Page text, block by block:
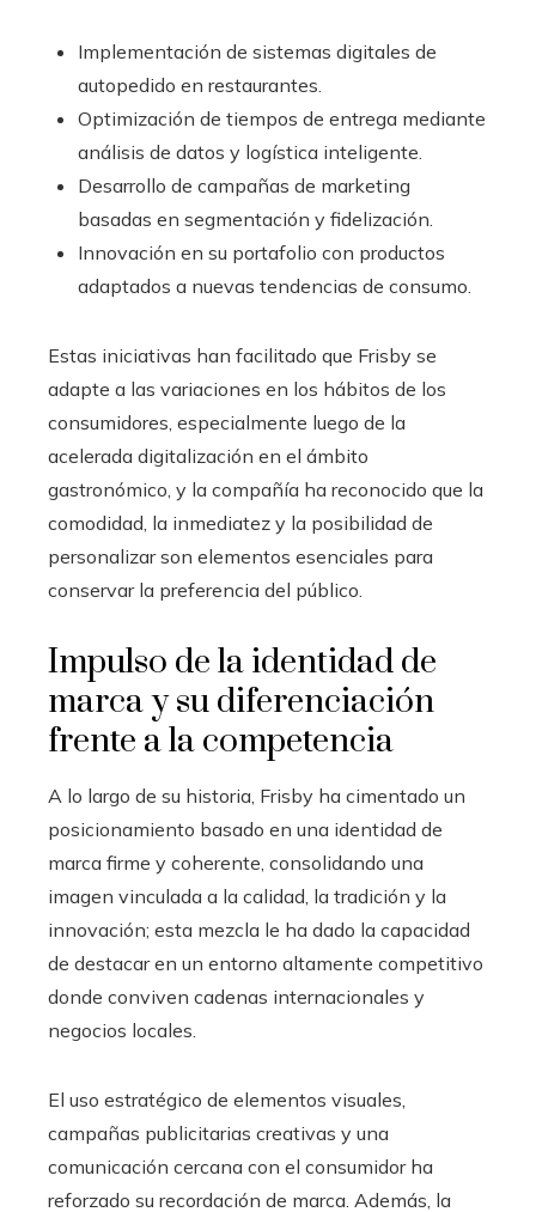
Implementación de sistemas digitales de
autopedido en restaurantes.
Optimización de tiempos de entrega mediante
análisis de datos y logística inteligente.
Desarrollo de campañas de marketing
basadas en segmentación y fidelización.
Innovación en su portafolio con productos
adaptados a nuevas tendencias de consumo.
Estas iniciativas han facilitado que Frisby se
adapte a las variaciones en los hábitos de los
consumidores, especialmente luego de la
acelerada digitalización en el ámbito
gastronómico, y la compañía ha reconocido que la
comodidad, la inmediatez y la posibilidad de
personalizar son elementos esenciales para
conservar la preferencia del público.
Impulso de la identidad de
marca y su diferenciación
frente a la competencia
A lo largo de su historia, Frisby ha cimentado un
posicionamiento basado en una identidad de
marca firme y coherente, consolidando una
imagen vinculada a la calidad, la tradición y la
innovación; esta mezcla le ha dado la capacidad
de destacar en un entorno altamente competitivo
donde conviven cadenas internacionales y
negocios locales.
El uso estratégico de elementos visuales,
campañas publicitarias creativas y una
comunicación cercana con el consumidor ha
reforzado su recordación de marca. Además, la